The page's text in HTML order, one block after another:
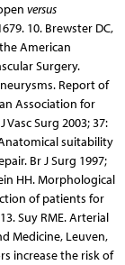
versus
10. Brewster DC,
American
Surgery.
Report of
Association for
Surg 2003; 37:
Anatomical suitability
Br J Surg 1997;
HH. Morphological
of patients for
Suy RME. Arterial
Medicine, Leuven,
increase the risk of